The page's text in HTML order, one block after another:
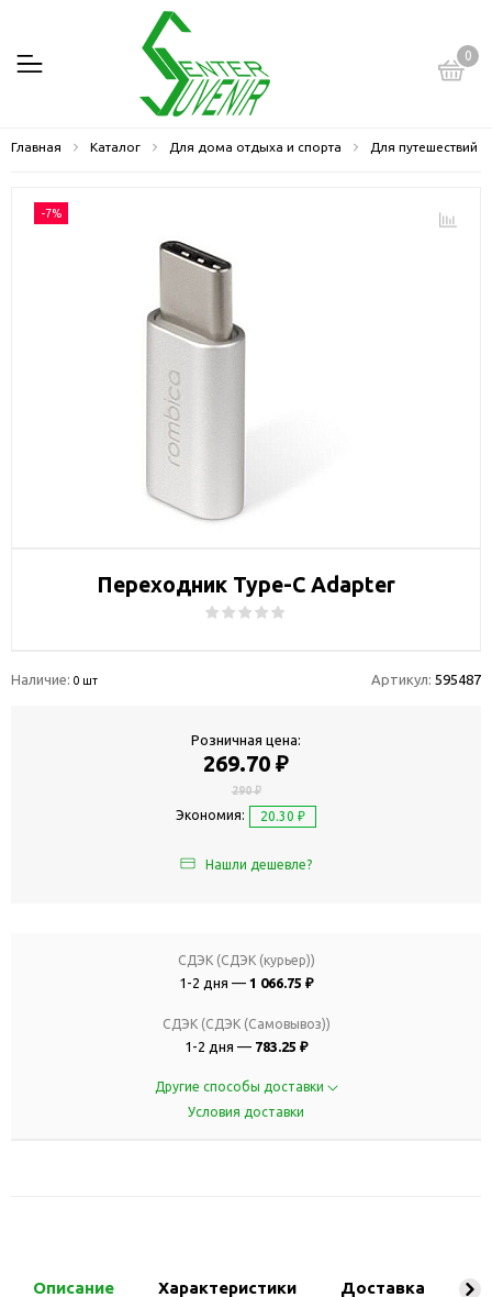
0
Главная Каталог Для дома отдыха и спорта Для путешествий
-7%
Переходник Type-C Adapter
Наличие: 0 шт Артикул: 595487
Розничная цена:
269.70 ₽
290 ₽
Экономия: 20.30 ₽
Нашли дешевле?
СДЭК (СДЭК (курьер))
1-2 дня — 1 066.75 ₽
СДЭК (СДЭК (Самовывоз))
1-2 дня — 783.25 ₽
Другие способы доставки
Условия доставки
Описание Характеристики Доставка